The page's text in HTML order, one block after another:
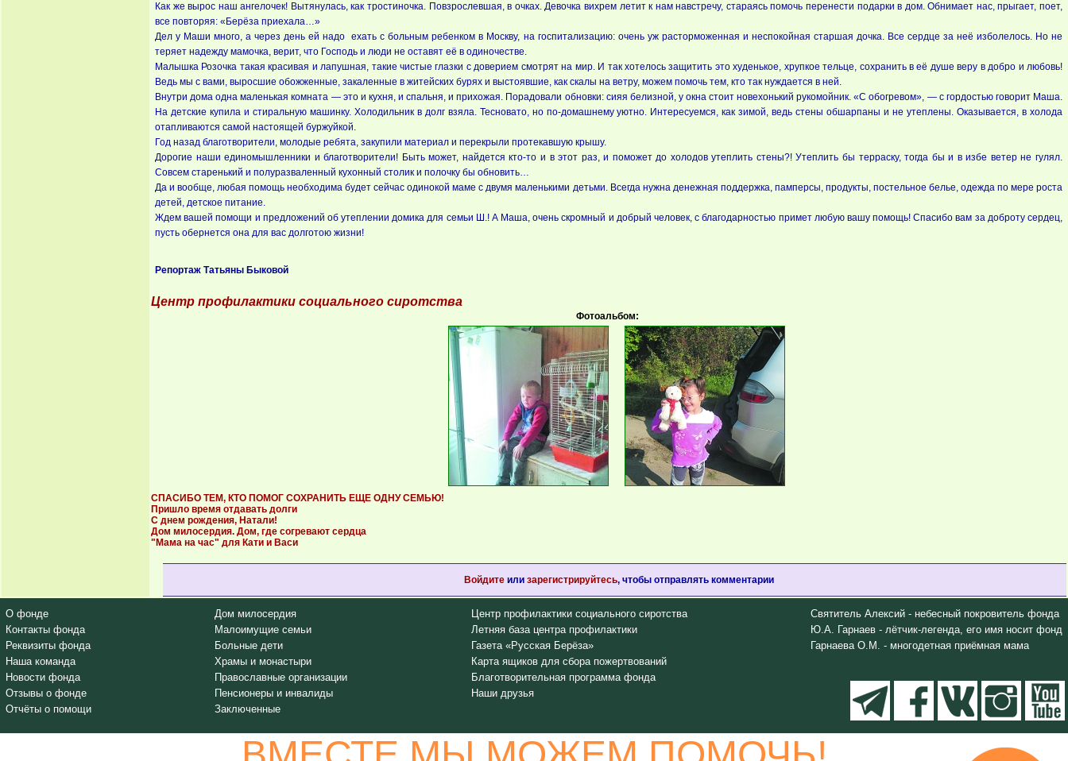
Как же вырос наш ангелочек! Вытянулась, как тростиночка. Повзрослевшая, в очках. Девочка вихрем летит к нам навстречу, стараясь помочь перенести подарки в дом. Обнимает нас, прыгает, поет,
все повторяя: «Берёза приехала…»
Дел у Маши много, а через день ей надо ехать с больным ребенком в Москву, на госпитализацию: очень уж расторможенная и неспокойная старшая дочка. Все сердце за неё изболелось. Но не
теряет надежду мамочка, верит, что Господь и люди не оставят её в одиночестве.
Малышка Розочка такая красивая и лапушная, такие чистые глазки с доверием смотрят на мир. И так хотелось защитить это худенькое, хрупкое тельце, сохранить в её душе веру в добро и любовь!
Ведь мы с вами, выросшие обожженные, закаленные в житейских бурях и выстоявшие, как скалы на ветру, можем помочь тем, кто так нуждается в ней.
Внутри дома одна маленькая комната — это и кухня, и спальня, и прихожая. Порадовали обновки: сияя белизной, у окна стоит новехонький рукомойник. «С обогревом», — с гордостью говорит Маша.
На детские купила и стиральную машинку. Холодильник в долг взяла. Тесновато, но по-домашнему уютно. Интересуемся, как зимой, ведь стены обшарпаны и не утеплены. Оказывается, в холода
отапливаются самой настоящей буржуйкой.
Год назад благотворители, молодые ребята, закупили материал и перекрыли протекавшую крышу.
Дорогие наши единомышленники и благотворители! Быть может, найдется кто-то и в этот раз, и поможет до холодов утеплить стены?! Утеплить бы терраску, тогда бы и в избе ветер не гулял.
Совсем старенький и полуразваленный кухонный столик и полочку бы обновить…
Да и вообще, любая помощь необходима будет сейчас одинокой маме с двумя маленькими детьми. Всегда нужна денежная поддержка, памперсы, продукты, постельное белье, одежда по мере роста
детей, детское питание.
Ждем вашей помощи и предложений об утеплении домика для семьи Ш.! А Маша, очень скромный и добрый человек, с благодарностью примет любую вашу помощь! Спасибо вам за доброту сердец,
пусть обернется она для вас долготою жизни!
Репортаж Татьяны Быковой
Центр профилактики социального сиротства
Фотоальбом:
СПАСИБО ТЕМ, КТО ПОМОГ СОХРАНИТЬ ЕЩЕ ОДНУ СЕМЬЮ!
Пришло время отдавать долги
С днем рождения, Натали!
Дом милосердия. Дом, где согревают сердца
"Мама на час" для Кати и Васи
Войдитеили зарегистрируйтесь, чтобы отправлять комментарии
О фонде
Контакты фонда
Реквизиты фонда
Наша команда
Новости фонда
Отзывы о фонде
Отчёты о помощи
Дом милосердия
Малоимущие семьи
Больные дети
Храмы и монастыри
Православные организации
Пенсионеры и инвалиды
Заключенные
Центр профилактики социального сиротства
Летняя база центра профилактики
Газета «Русская Берёза»
Карта ящиков для сбора пожертвований
Благотворительная программа фонда
Наши друзья
Святитель Алексий - небесный покровитель фонда
Ю.А. Гарнаев - лётчик-легенда, его имя носит фонд
Гарнаева О.М. - многодетная приёмная мама